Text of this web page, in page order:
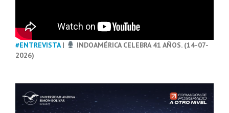
#ENTREVISTA|
INDOAMÉRICA CELEBRA 41 AÑOS. (14-07-
2026)